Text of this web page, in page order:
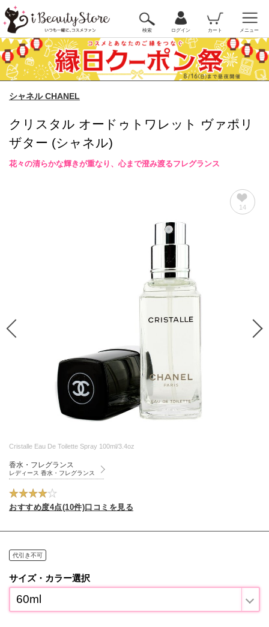
検索 ログイン カート メニュー
シャネル CHANEL
クリスタル オードゥトワレット ヴァポリ
ザター (シャネル)
花々の清らかな輝きが重なり、心まで澄み渡るフレグランス
14
Cristalle Eau De Toilette Spray 100ml/3.4oz
香水・フレグランス
レディース 香水・フレグランス
おすすめ度4点(10件)口コミを見る
代引き不可
サイズ・カラー選択
60ml